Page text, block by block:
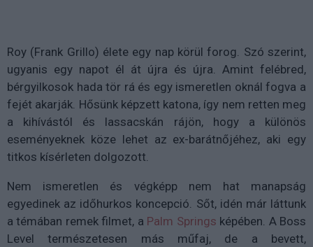
Roy (Frank Grillo) élete egy nap körül forog. Szó szerint,
ugyanis egy napot él át újra és újra. Amint felébred,
bérgyilkosok hada tör rá és egy ismeretlen oknál fogva a
fejét akarják. Hősünk képzett katona, így nem retten meg
a kihívástól és lassacskán rájön, hogy a különös
eseményeknek köze lehet az ex-barátnőjéhez, aki egy
titkos kísérleten dolgozott.
Nem ismeretlen és végképp nem hat manapság
egyedinek az időhurkos koncepció. Sőt, idén már láttunk
a témában remek filmet, a Palm Springs képében. A Boss
Level természetesen más műfaj, de a bevett,